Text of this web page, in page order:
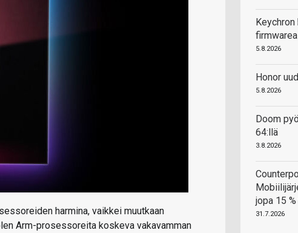
harmina, vaikkei muutkaan
Arm-prosessoreita koskeva vakavamman
5.8.2026
Honor
5.8.2026
Doom
64:llä
3.8.2026
jopa 15
31.7.2026